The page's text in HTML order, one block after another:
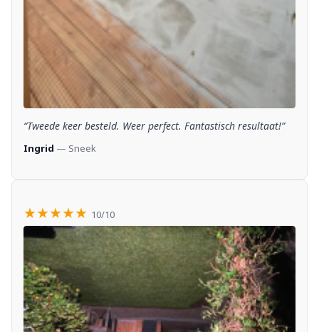
“Tweede keer besteld. Weer perfect. Fantastisch resultaat!”
Ingrid — Sneek
★★★★★ 10/10